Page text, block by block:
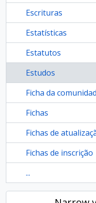
Escrituras
Estatísticas
Estatutos
Estudos
Ficha da
Fichas
Fichas de
Fichas de inscrição
...